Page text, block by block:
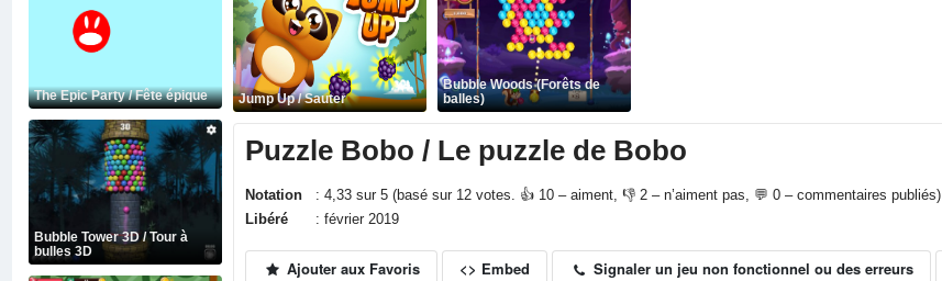
The Epic Party / Fête épique
Bubble Tower 3D / Tour à
bulles 3D
Jump Up / Sauter
Bubble Woods (Forêts de
balles)
Puzzle Bobo / Le puzzle de Bobo
Notation
: 4,33 sur 5 (basé sur 12 votes. 👍 10 – aiment, 👎 2 – n’aiment pas, 💬 0 – commentaires publiés)
Libéré
: février 2019
Ajouter aux Favoris <> Embed Signaler un jeu non fonctionnel ou des erreurs